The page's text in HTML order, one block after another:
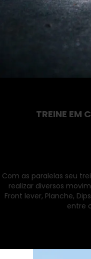
TREINE EM
Com as paralelas seu
realizar diversos
Front lever, Planche,
entre